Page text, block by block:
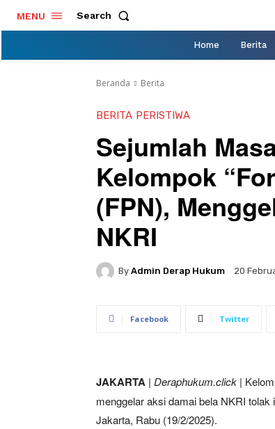
MENU Search
Home Berita
Beranda Berita
BERITA PERISTIWA
Sejumlah
Kelompok
(FPN),
NKRI
By Admin Derap Hukum 20
Facebook Twitter
JAKARTA | Deraphukum.click |
menggelar aksi damai bela NKRI
Jakarta, Rabu (19/2/2025).